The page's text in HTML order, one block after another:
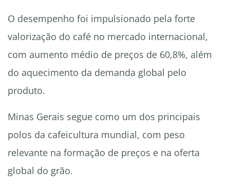
O desempenho foi impulsionado pela forte
valorização do café no mercado internacional,
com aumento médio de preços de 60,8%, além
do aquecimento da demanda global pelo
produto.
Minas Gerais segue como um dos principais
polos da cafeicultura mundial, com peso
relevante na formação de preços e na oferta
global do grão.